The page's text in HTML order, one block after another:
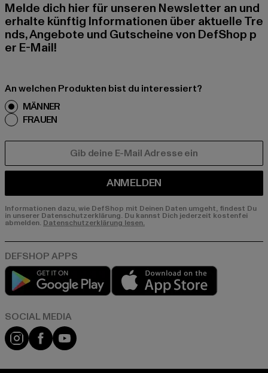
Melde dich hier für unseren Newsletter an und
erhalte künftig Informationen über aktuelle Tre
nds, Angebote und Gutscheine von DefShop p
er E-Mail!
An welchen Produkten bist du interessiert?
MÄNNER
FRAUEN
ANMELDEN
Informationen dazu, wie DefShop mit Deinen Daten umgeht, findest Du
in unserer Datenschutzerklärung. Du kannst Dich jederzeit kostenfei
abmelden. Datenschutzerklärung lesen.
Play market
Instagram
FacebookYouTube